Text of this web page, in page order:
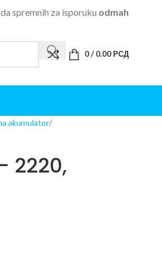
spremnih za isporuku odmah
0/ 0.00РСД
akumulator
2220,